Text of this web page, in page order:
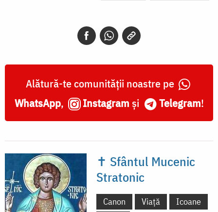
Alătură-te comunității noastre pe
WhatsApp, Instagram și Telegram!
✝ Sfântul Mucenic
Stratonic
Canon Viață
Icoane